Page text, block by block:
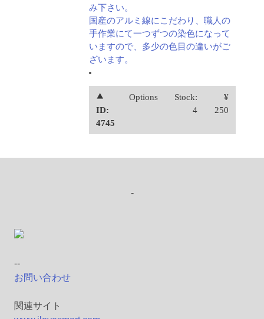
み下さい。
国産のアルミ線にこだわり、職人の
手作業にて一つずつの染色になって
いますので、多少の色目の違いがご
ざいます。
⯅
ID:
4745
Options
Stock:
4
¥
250
-
--
お問い合わせ
関連サイト